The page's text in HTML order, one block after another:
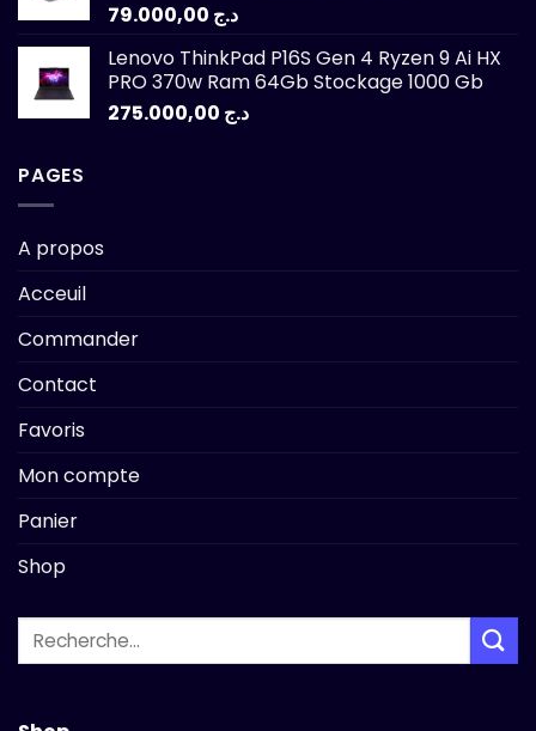
د.ج
Lenovo ThinkPad P16S Gen 4 Ryzen 9 Ai HX
PRO 370w Ram 64Gb Stockage 1000 Gb
د.ج
PAGES
A propos
Acceuil
Commander
Contact
Favoris
Mon compte
Panier
Shop
Recherche